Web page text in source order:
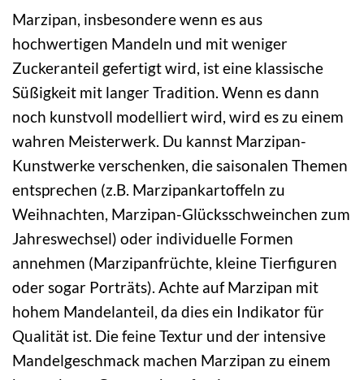
Marzipan, insbesondere wenn es aus
hochwertigen Mandeln und mit weniger
Zuckeranteil gefertigt wird, ist eine klassische
Süßigkeit mit langer Tradition. Wenn es dann
noch kunstvoll modelliert wird, wird es zu einem
wahren Meisterwerk. Du kannst Marzipan-
Kunstwerke verschenken, die saisonalen Themen
entsprechen (z.B. Marzipankartoffeln zu
Weihnachten, Marzipan-Glücksschweinchen zum
Jahreswechsel) oder individuelle Formen
annehmen (Marzipanfrüchte, kleine Tierfiguren
oder sogar Porträts). Achte auf Marzipan mit
hohem Mandelanteil, da dies ein Indikator für
Qualität ist. Die feine Textur und der intensive
Mandelgeschmack machen Marzipan zu einem